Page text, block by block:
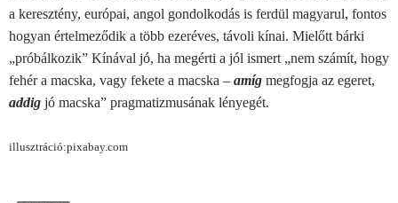
a keresztény, európai, angol gondolkodás is ferdül magyarul, fontos
hogyan értelmeződik a több ezeréves, távoli kínai. Mielőtt bárki
„próbálkozik” Kínával jó, ha megérti a jól ismert „nem számít, hogy
fehér a macska, vagy fekete a macska – amíg megfogja az egeret,
addig jó macska” pragmatizmusának lényegét.
illusztráció:pixabay.com